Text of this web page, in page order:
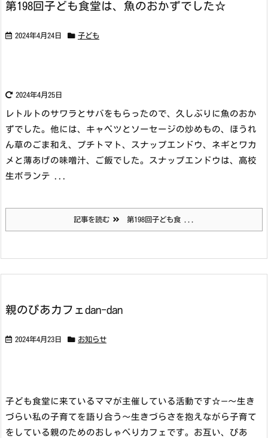
第198回子ども食堂は、魚のおかずでした☆
2024年4月24日 子ども
2024年4月25日
レトルトのサワラとサバをもらったので、久しぶりに魚のおか
ずでした。他には、キャベツとソーセージの炒めもの、ほうれ
ん草のごま和え、プチトマト、スナップエンドウ、ネギとワカ
メと薄あげの味噌汁、ご飯でした。スナップエンドウは、高校
生ボランテ ...
記事を読む 第198回子ども食 ...
親のぴあカフェdan-dan
2024年4月23日 お知らせ
子ども食堂に来ているママが主催している活動です☆—～生き
づらい私の子育てを語り合う～生きづらさを抱えながら子育て
をしている親のためのおしゃべりカフェです。お互い、ぴあ